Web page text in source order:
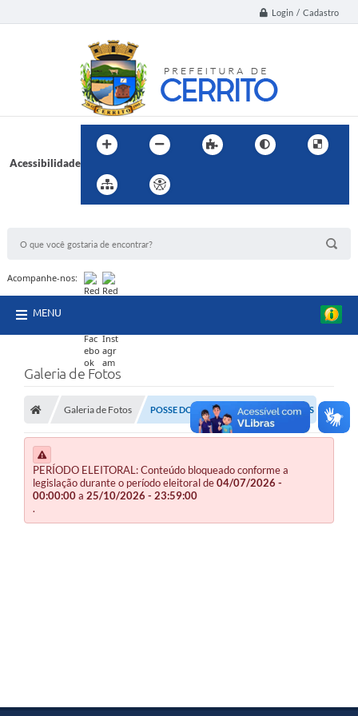
Login / Cadastro
Acessibilidade
Acompanhe-nos:
MENU
Galeria de Fotos
Galeria de Fotos POSSE DOS CONSELHEIROS TUTELARES
PERÍODO ELEITORAL: Conteúdo bloqueado conforme a
legislação durante o período eleitoral de04/07/2026 -
00:00:00a 25/10/2026 - 23:59:00
.